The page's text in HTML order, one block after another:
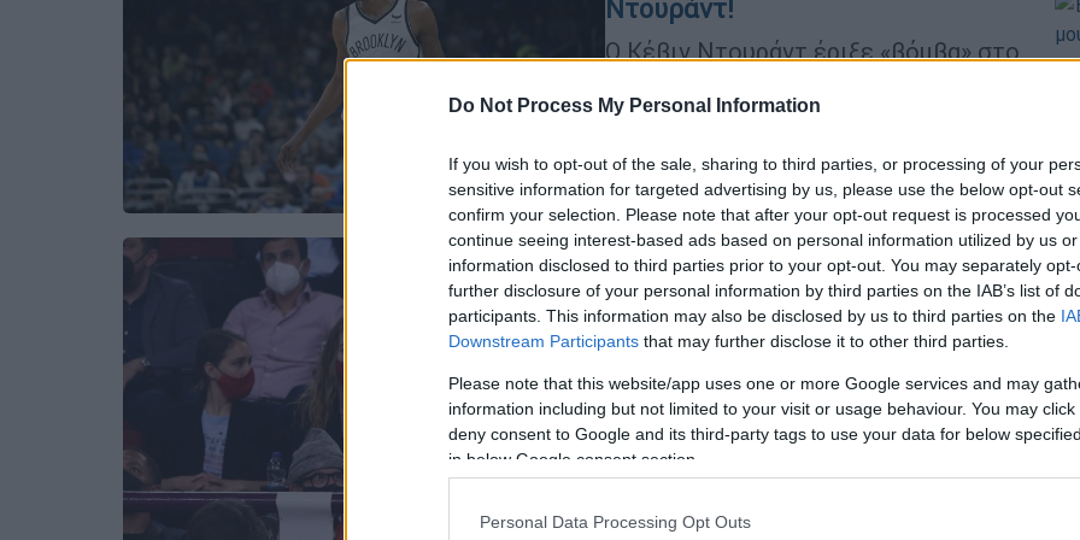
Do Not Process My Personal Information
If you wish to opt-out of the sale, sharing to third parties, or processing of your
sensitive information for targeted advertising by us, please use the below opt-out
confirm your selection. Please note that after your opt-out request is processed
continue seeing interest-based ads based on personal information utilized by us
information disclosed to third parties prior to your opt-out. You may separately
further disclosure of your personal information by third parties on the IAB’s list of
participants. This information may also be disclosed by us to third parties on the
Downstream Participants that may further disclose it to other third parties.
Please note that this website/app uses one or more Google services and may
information including but not limited to your visit or usage behaviour. You may
deny consent to Google and its third-party tags to use your data for below
in below Google consent section.
Personal Data Processing Opt Outs
Ντουράντ!
Ο Κέβιν Ντουράντ έριξε «βόμβα» στο
agency ο σούπερ σταρ των
την ομάδα της Νέας Υόρκης
Αθλητισμός 04.05.2022 23:00
Άρωμα ΝΒΑ και... Χόλιγουντ στο
ΣΕΦ: Με Ντουράντ, Λάνθιμο και
Έμα Στόουν στις εξέδρες το
Ολυμπιακός - Μονακό!
Υψηλές παρουσίες με άρωμα NBA
αλλά και... Χόλιγουντ υπήρξαν στις
εξέδρες του ΣΕΦ για το σπουδαίο